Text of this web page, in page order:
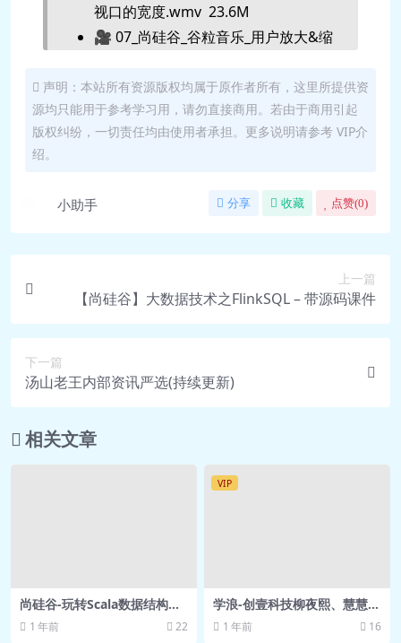
视口的宽度.wmv 23.6M
🎥 07_尚硅谷_谷粒音乐_用户放大&缩
🎥 08_尚硅谷_谷粒音乐_系统放大&缩
小.wmv 13.1M
🎥 09_尚硅谷_谷粒音乐_三个注意
🎥 10_尚硅谷_谷粒音乐_viewport的
meta标签.wmv 34.9M
🎥 12_尚硅谷_谷粒音乐_复
习.wmv 58.0M
🎥 14_尚硅谷_谷粒音乐_rem适
🎥 15_尚硅谷_谷粒音乐_viewport适
配.wmv 35.2M
🎥 16_尚硅谷_谷粒音乐_一物理像
🎥 18_尚硅谷_谷粒音乐_移动端事件基
础.wmv 112.7M
声明：本站所有资源版权均属于原作者所有，这里所提供资
源均只能用于参考学习用，请勿直接商用。若由于商用引起
版权纠纷，一切责任均由使用者承担。更多说明请参考 VIP介
绍。
小助手 分享 收藏 点赞(0)
上一篇
【尚硅谷】大数据技术之FlinkSQL – 带源码课件
下一篇
汤山老王内部资讯严选(持续更新)
相关文章
尚硅谷-玩转Scala数据结构和
算法 – 带源码课件
1 年前 22
VIP
学浪-创壹科技柳夜熙、慧慧
周、非非宇幕后团队亲授，短
视频爆款方法论
1 年前 16